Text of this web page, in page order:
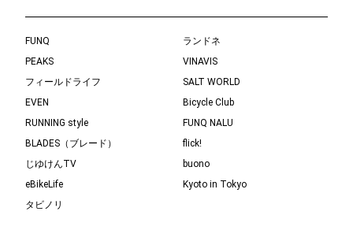
FUNQ
ランドネ
PEAKS
VINAVIS
フィールドライフ
SALT WORLD
EVEN
Bicycle Club
RUNNING style
FUNQ NALU
BLADES（ブレード）
flick!
じゆけんTV
buono
eBikeLife
Kyoto in Tokyo
タビノリ